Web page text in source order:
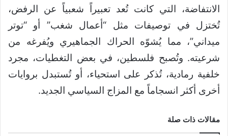
الانتفاضة، التي كانت تُعد تعبيراً شعبياً عن الرفض،
تُختزل في توصيفات مثل “أعمال شغب” أو “توتر
ميداني”، مما يُشوّه الحراك الجماهيري ويُفرغه من
شرعيته. وتُصبح فلسطين، في بعض التغطيات، مجرد
خلفية رمادية، تُذكر على استحياء، أو تُستبدل بروايات
أخرى أكثر انسجاماً مع المزاج السياسي الجديد.
مقالات ذات صلة